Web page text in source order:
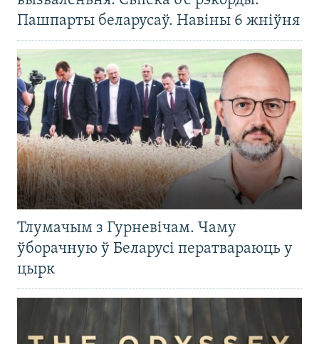
Пашпарты беларусаў. Навіны 6 жніўня
Тлумачым з Гурневічам. Чаму
ўборачную ў Беларусі ператвараюць у
цырк